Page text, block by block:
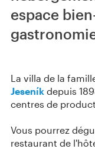
espace
La villa de la
Jeseník depuis
centres de
Vous pourrez
restaurant de